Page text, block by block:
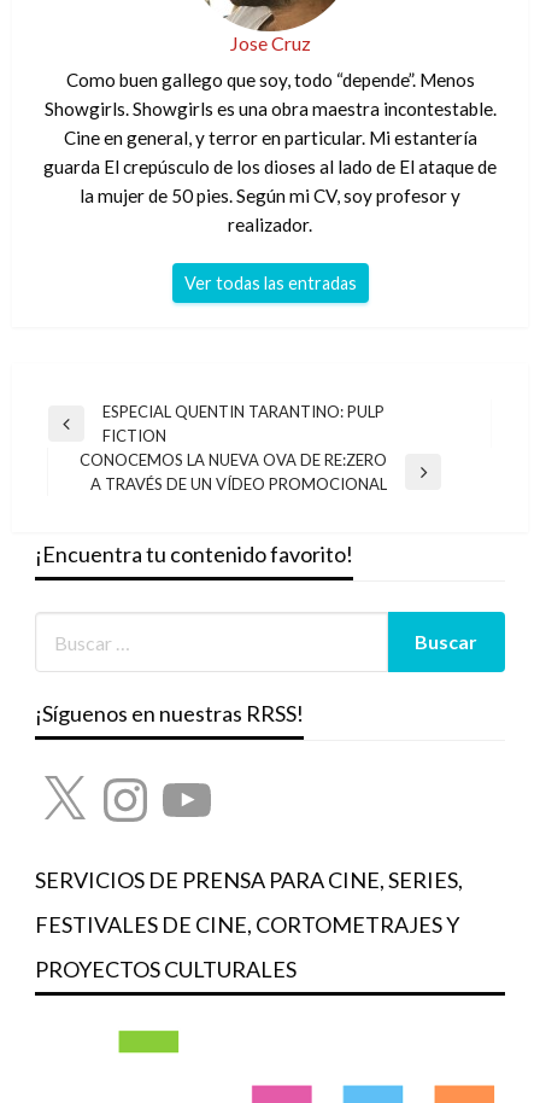
Jose Cruz
Como buen gallego que soy, todo “depende”. Menos
Showgirls. Showgirls es una obra maestra incontestable.
Cine en general, y terror en particular. Mi estantería
guarda El crepúsculo de los dioses al lado de El ataque de
la mujer de 50 pies. Según mi CV, soy profesor y
realizador.
Ver todas las entradas
Navegación
entradas
Entrada
anterior
ESPECIAL QUENTIN TARANTINO: PULP
FICTION
Entrada
CONOCEMOS LA NUEVA OVA DE RE:ZERO
A TRAVÉS DE UN VÍDEO PROMOCIONAL
¡Encuentra tu contenido favorito!
¡Síguenos en nuestras RRSS!
X InstagramYouTube
SERVICIOS DE PRENSA PARA CINE, SERIES,
FESTIVALES DE CINE, CORTOMETRAJES Y
PROYECTOS CULTURALES